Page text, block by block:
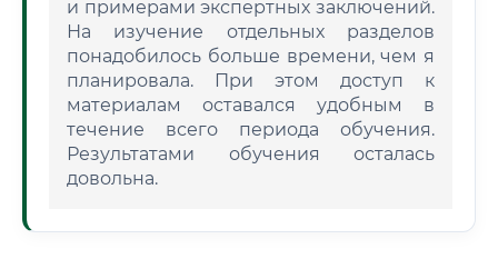
и примерами экспертных заключений.
На изучение отдельных разделов
понадобилось больше времени, чем я
планировала. При этом доступ к
материалам оставался удобным в
течение всего периода обучения.
Результатами обучения осталась
довольна.